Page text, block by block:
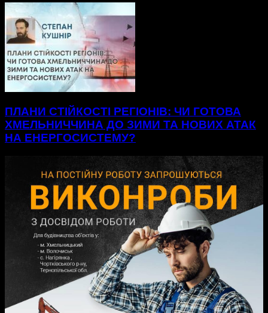
ПЛАНИ СТІЙКОСТІ РЕГІОНІВ: ЧИ ГОТОВА
ХМЕЛЬНИЧЧИНА ДО ЗИМИ ТА НОВИХ АТАК
НА ЕНЕРГОСИСТЕМУ?